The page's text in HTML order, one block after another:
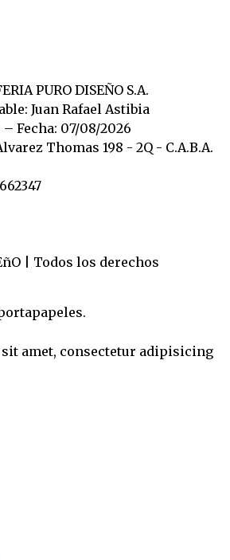
PURO DISEÑO S.A.
Juan Rafael Astibia
Fecha: 07/08/2026
Thomas 198 - 2Q - C.A.B.A.
| Todos los derechos
amet, consectetur adipisicing